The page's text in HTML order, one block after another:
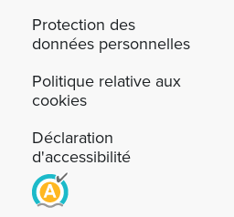
Protection des
données personnelles
Politique relative aux
cookies
Déclaration
d'accessibilité